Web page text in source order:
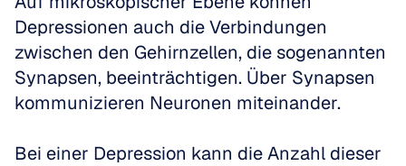
Depressionen auch die Verbindungen
zwischen den Gehirnzellen, die sogenannten
Synapsen, beeinträchtigen. Über Synapsen
kommunizieren Neuronen miteinander.
Bei einer Depression kann die Anzahl dieser